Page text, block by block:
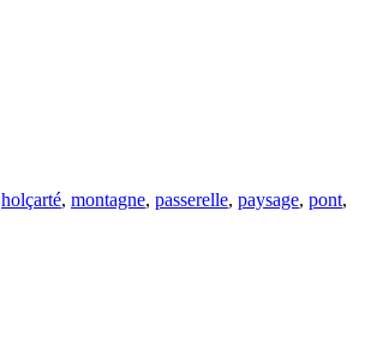
holçarté, montagne, passerelle, paysage, pont,